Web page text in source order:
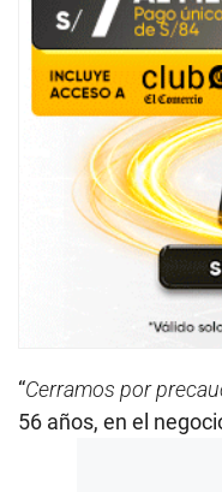
“Cerramos por
56 años, en el